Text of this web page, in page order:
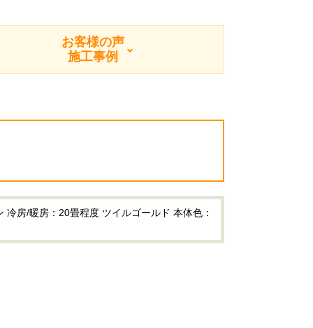
お客様の声
施工事例
房/暖房：20畳程度 ツイルゴールド 本体色：